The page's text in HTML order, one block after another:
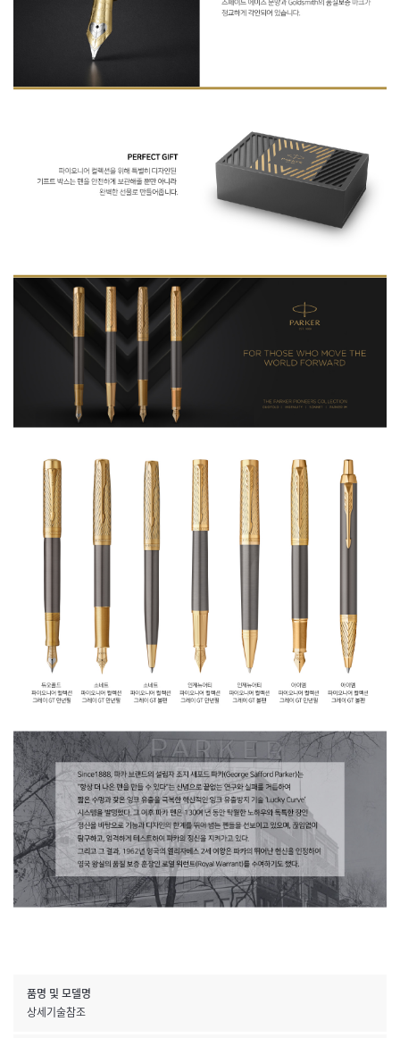
품명 및 모델명
상세기술참조